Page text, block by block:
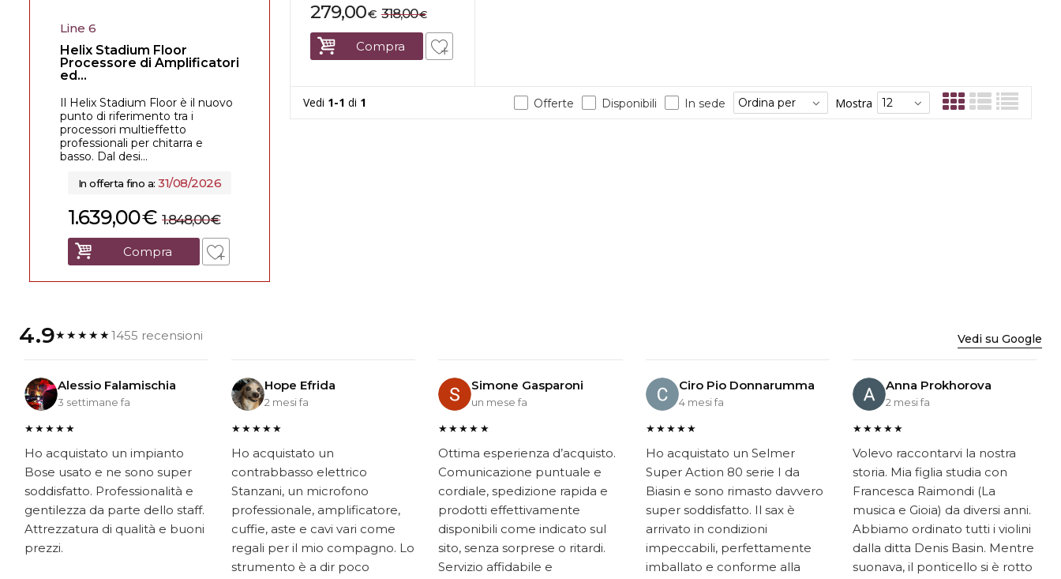
€
279,00 €
318,00
Compra
Vedi 1-1 di 1 Mostra
Offerte Disponibili In sede
Line 6
Helix Stadium Floor
Processore di Amplificatori
ed...
Il Helix Stadium Floor è il nuovo
punto di riferimento tra i
processori multieffetto
professionali per chitarra e
basso. Dal desi...
In offerta fino a:31/08/2026
€
1.639,00 €
1.848,00
Compra
4.9★★★★★1455 recensioni Vedi su Google
Alessio Falamischia
3 settimane fa
★★★★★
Ho acquistato un impianto
Bose usato e ne sono super
soddisfatto. Professionalità e
gentilezza da parte dello staff.
Attrezzatura di qualità e buoni
prezzi.
Hope Efrida
2 mesi fa
★★★★★
Ho acquistato un
contrabbasso elettrico
Stanzani, un microfono
professionale, amplificatore,
cuffie, aste e cavi vari come
regali per il mio compagno. Lo
strumento è a dir poco
Simone Gasparoni
un mese fa
★★★★★
Ottima esperienza d’acquisto.
Comunicazione puntuale e
cordiale, spedizione rapida e
prodotti effettivamente
disponibili come indicato sul
sito, senza sorprese o ritardi.
Servizio affidabile e
Ciro Pio Donnarumma
4 mesi fa
★★★★★
Ho acquistato un Selmer
Super Action 80 serie I da
Biasin e sono rimasto davvero
super soddisfatto. Il sax è
arrivato in condizioni
impeccabili, perfettamente
imballato e conforme alla
Anna Prokhorova
2 mesi fa
★★★★★
Volevo raccontarvi la nostra
storia. Mia figlia studia con
Francesca Raimondi (La
musica e Gioia) da diversi anni.
Abbiamo ordinato tutti i violini
dalla ditta Denis Basin. Mentre
suonava, il ponticello si è rotto